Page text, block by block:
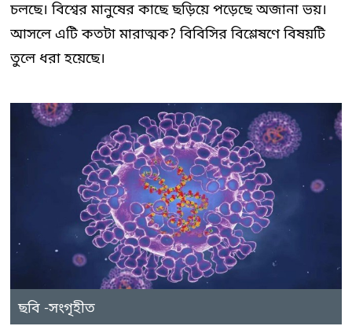
চলছে। বিশ্বের মানুষের কাছে ছড়িয়ে পড়েছে অজানা ভয়।
আসলে এটি কতটা মারাত্মক? বিবিসির বিশ্লেষণে বিষয়টি
তুলে ধরা হয়েছে।
ছবি -সংগৃহীত